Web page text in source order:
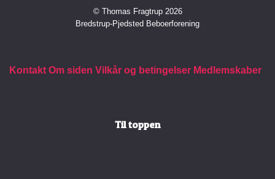
© Thomas Fragtrup 2026
Bredstrup-Pjedsted Beboerforening
Kontakt Om siden Vilkår og betingelser Medlemskaber
Til toppen